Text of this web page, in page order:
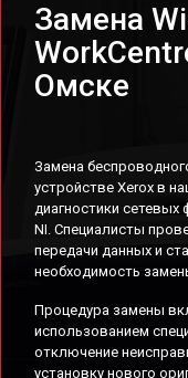
Замена
Омске
Замена
устройстве Xerox в
диагностики сетевых
NI. Специалисты
передачи данных и
необходимость
Процедура замены
использованием
отключение
установку нового